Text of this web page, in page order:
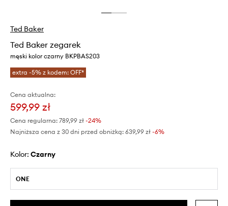
Ted Baker
Ted Baker zegarek
męski kolor czarny BKPBAS203
extra -5% z kodem: OFF*
Cena aktualna:
599,99 zł
Cena regularna: 789,99 zł -24%
Najniższa cena z 30 dni przed obniżką: 639,99 zł -6%
Kolor: czarny
ONE